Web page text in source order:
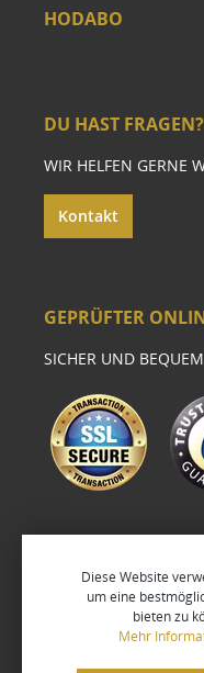
HODABO
DU HAST FRAGEN?
WIR HELFEN GERNE
Kontakt
GEPRÜFTER
SICHER UND
Diese Website
um eine
bieten zu
Mehr